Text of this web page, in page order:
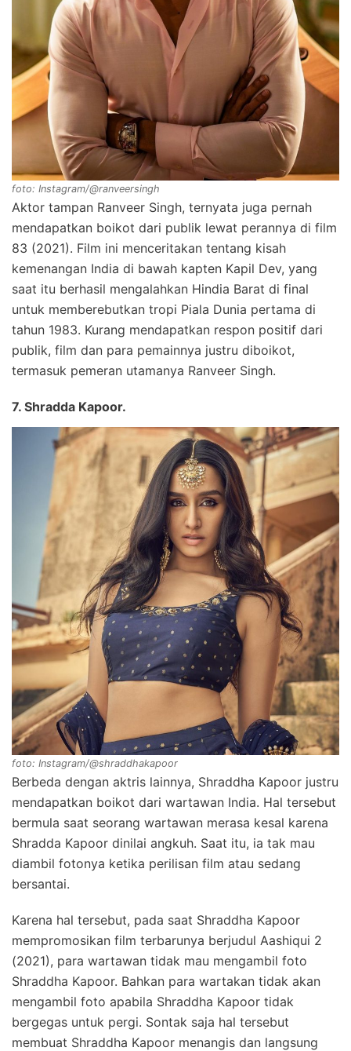
foto: Instagram/@ranveersingh
Aktor tampan Ranveer Singh, ternyata juga pernah
mendapatkan boikot dari publik lewat perannya di film
83 (2021). Film ini menceritakan tentang kisah
kemenangan India di bawah kapten Kapil Dev, yang
saat itu berhasil mengalahkan Hindia Barat di final
untuk memberebutkan tropi Piala Dunia pertama di
tahun 1983. Kurang mendapatkan respon positif dari
publik, film dan para pemainnya justru diboikot,
termasuk pemeran utamanya Ranveer Singh.
7. Shradda Kapoor.
foto: Instagram/@shraddhakapoor
Berbeda dengan aktris lainnya, Shraddha Kapoor justru
mendapatkan boikot dari wartawan India. Hal tersebut
bermula saat seorang wartawan merasa kesal karena
Shradda Kapoor dinilai angkuh. Saat itu, ia tak mau
diambil fotonya ketika perilisan film atau sedang
bersantai.
Karena hal tersebut, pada saat Shraddha Kapoor
mempromosikan film terbarunya berjudul Aashiqui 2
(2021), para wartawan tidak mau mengambil foto
Shraddha Kapoor. Bahkan para wartakan tidak akan
mengambil foto apabila Shraddha Kapoor tidak
bergegas untuk pergi. Sontak saja hal tersebut
membuat Shraddha Kapoor menangis dan langsung